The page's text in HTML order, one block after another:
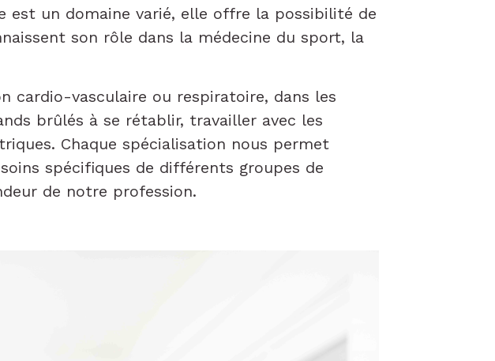
est un domaine varié, elle offre la possibilité de
son rôle dans la médecine du sport, la
cardio-vasculaire ou respiratoire, dans les
brûlés à se rétablir, travailler avec les
Chaque spécialisation nous permet
spécifiques de différents groupes de
de notre profession.